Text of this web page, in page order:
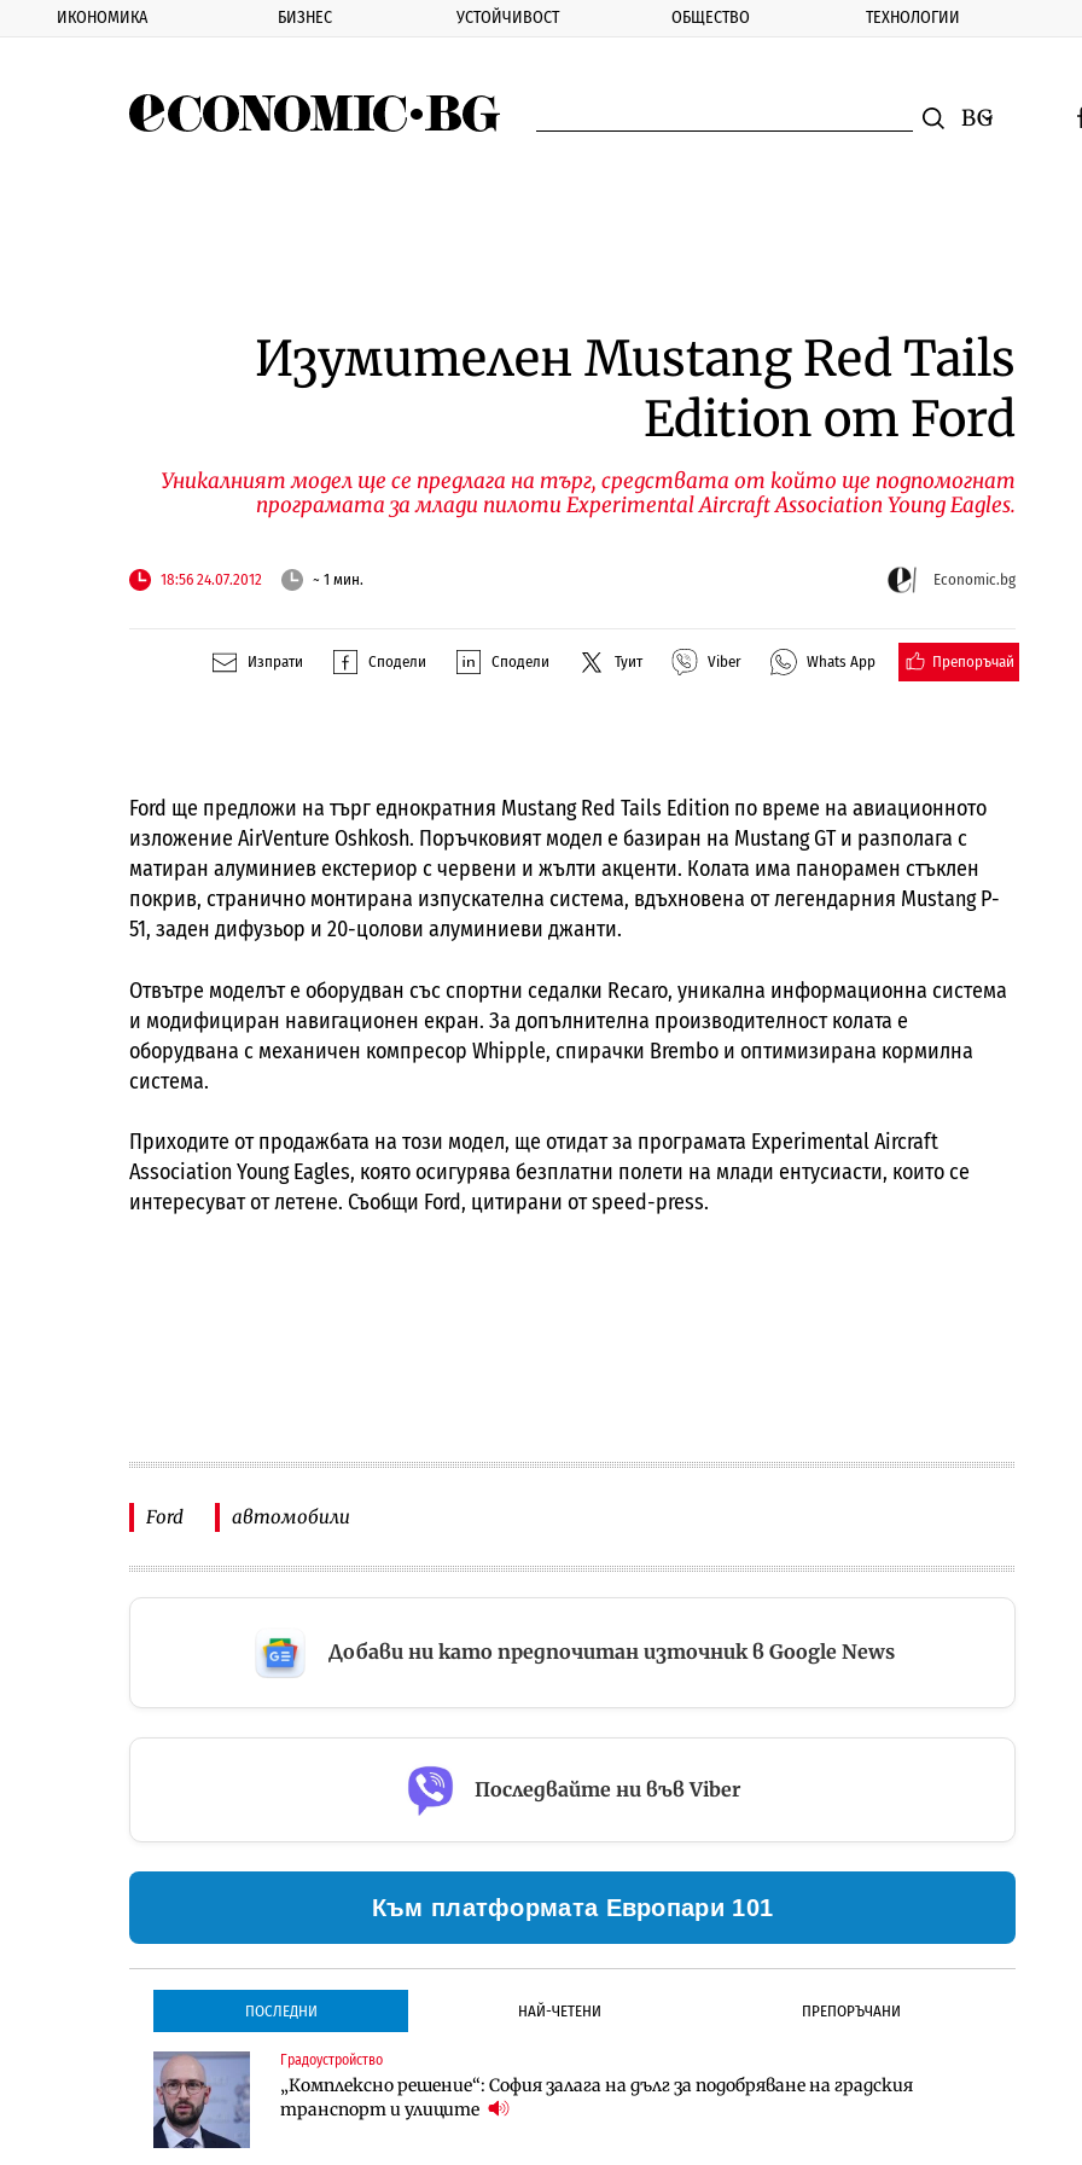
ИКОНОМИКА БИЗНЕС УСТОЙЧИВОСТ ОБЩЕСТВО ТЕХНОЛОГИИ
Смяна на
Изумителен Mustang Red Tails
Edition от Ford
Уникалният модел ще се предлага на търг, средствата от който ще подпомогнат
програмата за млади пилоти Experimental Aircraft Association Young Eagles.
18:56 24.07.2012 ~ 1 мин. Economic.bg
Изпрати Сподели Сподели Туит Viber Whats App Препоръчай
Ford ще предложи на търг еднократния Mustang Red Tails Edition по време на авиационното
изложение AirVenture Oshkosh. Поръчковият модел е базиран на Mustang GT и разполага с
матиран алуминиев екстериор с червени и жълти акценти. Колата има панорамен стъклен
покрив, странично монтирана изпускателна система, вдъхновена от легендарния Mustang P-
51, заден дифузьор и 20-цолови алуминиеви джанти.
Отвътре моделът е оборудван със спортни седалки Recaro, уникална информационна система
и модифициран навигационен екран. За допълнителна производителност колата е
оборудвана с механичен компресор Whipple, спирачки Brembo и оптимизирана кормилна
система.
Приходите от продажбата на този модел, ще отидат за програмата Experimental Aircraft
Association Young Eagles, която осигурява безплатни полети на млади ентусиасти, които се
интересуват от летене. Съобщи Ford, цитирани от speed-press.
Ford автомобили
Добави ни като предпочитан източник в Google News
Последвайте ни във Viber
Към платформата Европари 101
ПОСЛЕДНИ НАЙ-ЧЕТЕНИ ПРЕПОРЪЧАНИ
Градоустройство
„Комплексно решение“: София залага на дълг за подобряване на градския
транспорт и улиците
Градоустройство
Столична община избра изпълнител за преместването на трамвайното
трасе по бул. „Скобелев“
Инфраструктура
Проектирането на тунела под Петрохан ще върви паралелно с екологичните
оценки